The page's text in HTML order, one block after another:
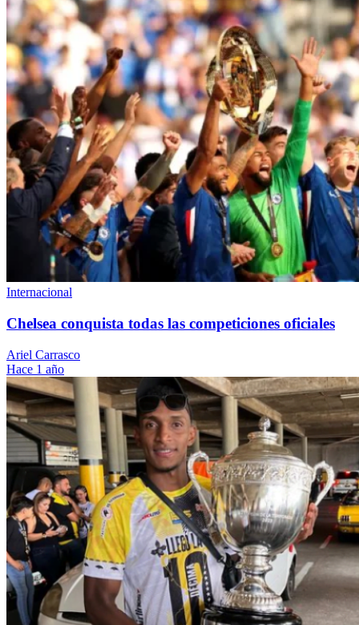
Internacional
Chelsea conquista todas las competiciones oficiales
Ariel Carrasco
Hace 1 año